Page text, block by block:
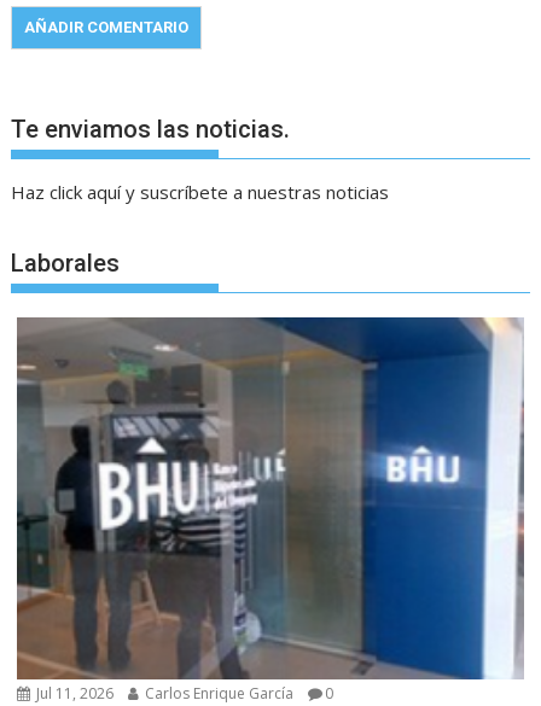
Te enviamos las noticias.
Haz click aquí y suscríbete a nuestras noticias
Laborales
Jul 11, 2026 Carlos Enrique García 0